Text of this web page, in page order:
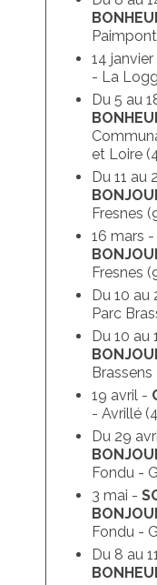
SUR-MESURE
DOUÉ-LA-
MONTREUIL-
BAUGÉ-EN-
LA POUÈZE
TIERCÉ
LONGUÉ-
AVRILLÉ
CHAZÉ SUR
SCEAUX
AGENDA
SAISON EN
14 janvier
- La
Du 5 au
et Loire
Du 11 au
Fresnes
16 mars -
Fresnes
Du 10 au
Parc
Du 10 au
19 avril -
- Avrillé
Du 29
Fondu -
3 mai -
Fondu -
Du 8 au